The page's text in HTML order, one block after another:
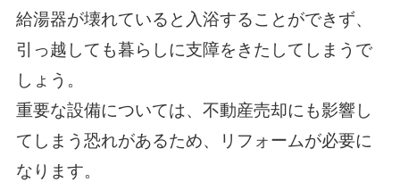
給湯器が壊れていると入浴することができず、
引っ越しても暮らしに支障をきたしてしまうで
しょう。
重要な設備については、不動産売却にも影響し
てしまう恐れがあるため、リフォームが必要に
なります。